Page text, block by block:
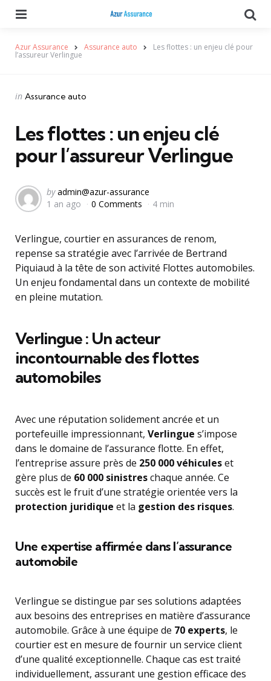
Azur Assurance Assurance auto Les flottes : un enjeu clé pour
l’assureur Verlingue
Categories
Posted
in Assurance auto
Les flottes : un enjeu clé
pour l’assureur Verlingue
Posted
by
by admin@azur-assurance
1 an ago
0 Comments 4 min
Verlingue, courtier en assurances de renom,
repense sa stratégie avec l’arrivée de Bertrand
Piquiaud à la tête de son activité Flottes automobiles.
Un enjeu fondamental dans un contexte de mobilité
en pleine mutation.
Verlingue : Un acteur
incontournable des flottes
automobiles
Avec une réputation solidement ancrée et un
portefeuille impressionnant, Verlingue s’impose
dans le domaine de l’assurance flotte. En effet,
l’entreprise assure près de 250 000 véhiculeset
gère plus de 60 000 sinistreschaque année. Ce
succès est le fruit d’une stratégie orientée vers la
protection juridique et la gestion des risques.
Une expertise affirmée dans l’assurance
automobile
Verlingue se distingue par ses solutions adaptées
aux besoins des entreprises en matière d’assurance
automobile. Grâce à une équipe de 70 experts, le
courtier est en mesure de fournir un service client
d’une qualité exceptionnelle. Chaque cas est traité
individuellement, assurant une gestion efficace des